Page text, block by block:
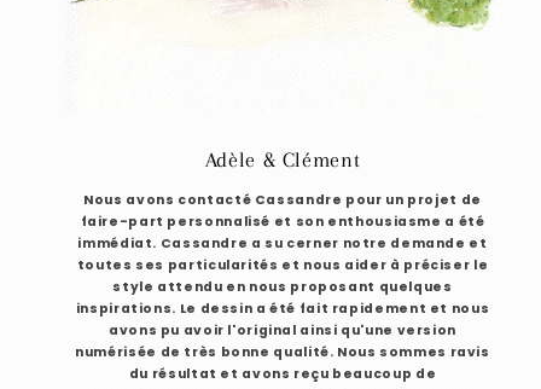
Adèle & Clément
Nous avons contacté Cassandre pour un projet de
faire-part personnalisé et son enthousiasme a été
immédiat. Cassandre a su cerner notre demande et
toutes ses particularités et nous aider à préciser le
style attendu en nous proposant quelques
inspirations. Le dessin a été fait rapidement et nous
avons pu avoir l'original ainsi qu'une version
numérisée de très bonne qualité. Nous sommes ravis
du résultat et avons reçu beaucoup de